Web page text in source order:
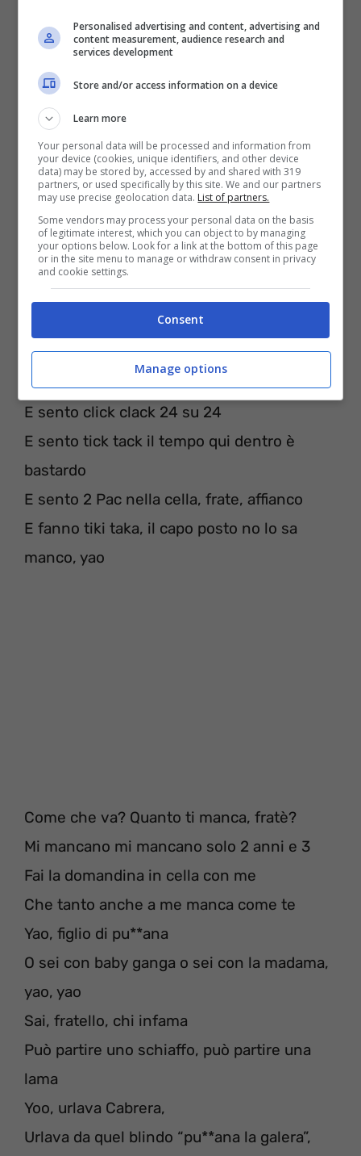
loro
Guardavo quel soffitto col fumo di una
malboro
Un giorno, fra, sarò ricco, l’ho promesso a
tutti loro
Anche se stavo zitto avevo più palle di loro
Tutte alle finestre cantavano in coro
Quando Gianni Celeste partiva in cella di
soro
Partivano scomesse con le stecche di
Partivano gli schiaffi se provi a barare,
uomo
E sento click clack 24 su 24
E sento tick tack il tempo qui dentro è
bastardo
E sento 2 Pac nella cella, frate, affianco
E fanno tiki taka, il capo posto no lo sa
manco, yao
Come che va? Quanto ti manca, fratè?
Mi mancano mi mancano solo 2 anni e 3
Fai la domandina in cella con me
Che tanto anche a me manca come te
Yao, figlio di pu**ana
O sei con baby ganga o sei con la madama,
yao, yao
Sai, fratello, chi infama
Può partire uno schiaffo, può partire una
lama
Yoo, urlava Cabrera,
Urlava da quel blindo “pu**ana la galera”,
Personalised advertising and content, advertising and
content measurement, audience research and
services development
Store and/or access information on a device
Learn more
Your personal data will be processed and information from
your device (cookies, unique identifiers, and other device
data) may be stored by, accessed by and shared with 319
partners, or used specifically by this site. We and our partners
may use precise geolocation data. List of partners.
Some vendors may process your personal data on the basis
of legitimate interest, which you can object to by managing
your options below. Look for a link at the bottom of this page
or in the site menu to manage or withdraw consent in privacy
and cookie settings.
Consent
Manage options